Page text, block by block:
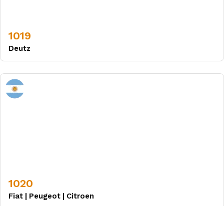
1019
Deutz
1020
Fiat | Peugeot | Citroen